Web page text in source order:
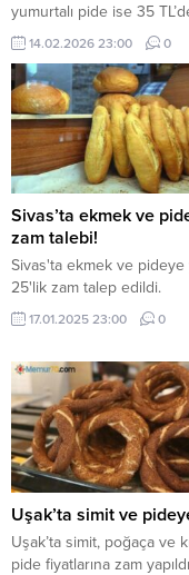
yumurtalı pide ise 35
satışa sunulacak.
14.02.2026 23:00 0
Sivas’ta ekmek ve
zam talebi!
Sivas'ta ekmek ve
25'lik zam talep edildi.
17.01.2025 23:00 0
Uşak’ta simit ve
Uşak’ta simit, poğaça ve
pide fiyatlarına zam